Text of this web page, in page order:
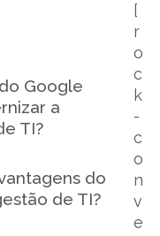
[
r
o
c
k
-
c
o
n
v
e
Google
a
TI?
do
de TI?